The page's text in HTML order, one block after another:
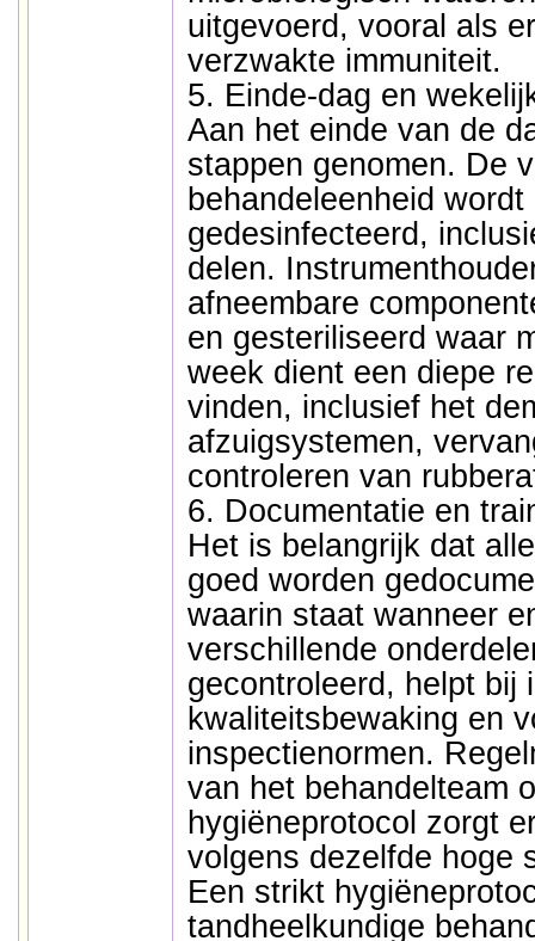
uitgevoerd, vooral als
verzwakte immuniteit.
5. Einde-dag en
Aan het einde van de
stappen genomen. De
behandeleenheid wordt
gedesinfecteerd,
delen.
afneembare
en gesteriliseerd waar
week dient een diepe
vinden, inclusief het
afzuigsystemen,
controleren van
6. Documentatie en
Het is belangrijk dat
goed worden
waarin staat wanneer
verschillende
gecontroleerd, helpt bij
kwaliteitsbewaking en
inspectienormen.
van het behandelteam
hygiëneprotocol zorgt
volgens dezelfde hoge
Een strikt
tandheelkundige